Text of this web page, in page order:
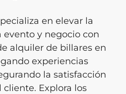
en elevar la
evento y negocio con
alquiler de billares en
experiencias
la satisfacción
Explora los